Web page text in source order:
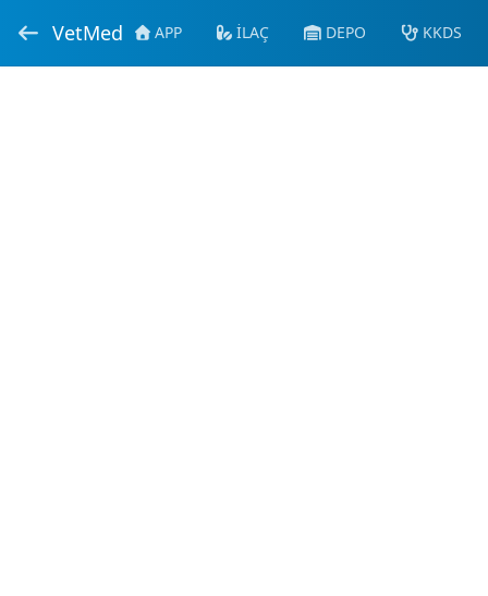
VetMed APP İLAÇ DEPO KKDS